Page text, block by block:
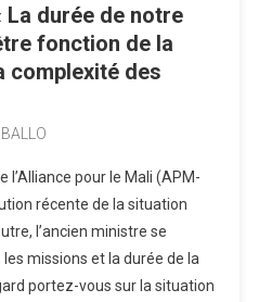
La durée de notre
fonction de la
complexité des
l’Alliance pour le Mali (APM-
récente de la situation
l’ancien ministre se
missions et la durée de la
portez-vous sur la situation